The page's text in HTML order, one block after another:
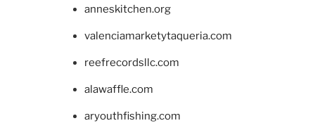
anneskitchen.org
valenciamarketytaqueria.com
reefrecordsllc.com
alawaffle.com
aryouthfishing.com